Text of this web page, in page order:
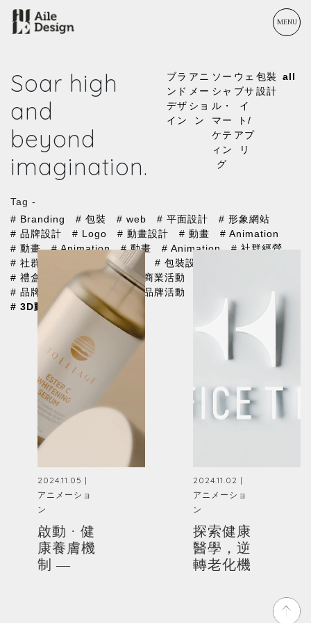
MENU
Soar high
and
beyond
imagination.
ブラ
ンド
デザ
イン
アニ
メー
ショ
ン
ソー
シャ
ル・
マー
ケテ
ィン
グ
ウェ
ブサ
イ
ト/
アプ
リ
包裝
設計
all
Tag -
# Branding
# 包裝 # web # 平面設計
# 形象網站
# 品牌設計
# Logo # 動畫設計 # 動畫
# Animation
# 動畫
# Animation # 動畫 # Animation
# 社群經營
# 社群行銷
# 商業空間規劃 # 包裝設計
# 禮盒設計
# 形象影片 # 商業活動
# 品牌大使
# 商業攝影 # 品牌活動
# 3D動畫
# 輔助圖形設計
2024.11.05 |
アニメーショ
ン
啟動 · 健
康養膚機
制 —
2024.11.02 |
アニメーショ
ン
探索健康
醫學，逆
轉老化機